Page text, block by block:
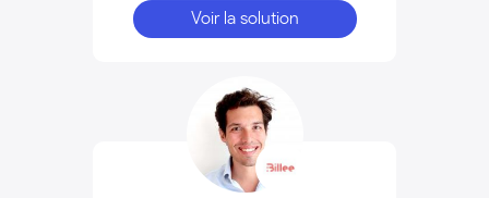
Voir la solution